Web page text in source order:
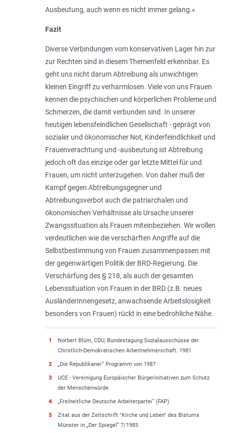
Ausbeutung, auch wenn es nicht immer gelang.«
Fazit
Diverse Verbindungen vom konservativen Lager hin zur
zur Rechten sind in diesem Themenfeld erkennbar. Es
geht uns nicht darum Abtreibung als unwichtigen
kleinen Eingriff zu verharmlosen. Viele von uns Frauen
kennen die psychischen und körperlichen Probleme und
Schmerzen, die damit verbunden sind. In unserer
heutigen lebensfeindlichen Gesellschaft - geprägt von
sozialer und ökonomischer Not, Kinderfeindlichkeit und
Frauenverachtung und -ausbeutung ist Abtreibung
jedoch oft das einzige oder gar letzte Mittel für und
Frauen, um nicht unterzugehen. Von daher muß der
Kampf gegen Abtreibungsgegner und
Abtreibungsverbot auch die patriarchalen und
ökonomischen Verhältnisse als Ursache unserer
Zwangssituation als Frauen miteinbeziehen. Wir wollen
verdeutlichen wie die verschärften Angriffe auf die
Selbstbestimmung von Frauen zusammenpassen mit
der gegenwärtigen Politik der BRD-Regierung. Die
Verschärfung des § 218, als auch der gesamten
Lebenssituation von Frauen in der BRD (z.B. neues
AusländerInnengesetz, anwachsende Arbeitslosigkeit
besonders von Frauen) rückt in eine bedrohliche Nähe.
1
Norbert Blüm, CDU, Bundestagung Sozialausschüsse der
Christlich-Demokratischen Arbeitnehmerschaft. 1981
2 „Die Republikaner“ Programm von 1987
3
UCE - Vereinigung Europäischer Bürgerinitiativen zum Schutz
der Menschenwürde
4 „Freiheitliche Deutsche Arbeiterpartei“ (FAP)
5
Zitat aus der Zeitschrift "Kirche und Leben" des Bistums
Münster in „Der Spiegel“ 7/1983